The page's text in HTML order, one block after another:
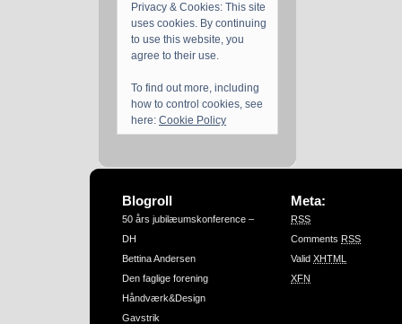
Privacy & Cookies: This site
uses cookies. By continuing
to use this website, you
agree to their use.
To find out more, including
how to control cookies, see
here: Cookie Policy
Blogroll
50 års jubilæumskonference –
DH
Bettina Andersen
Den faglige forening
Håndværk&Design
Gavstrik
Meta:
RSS
Comments RSS
Valid XHTML
XFN